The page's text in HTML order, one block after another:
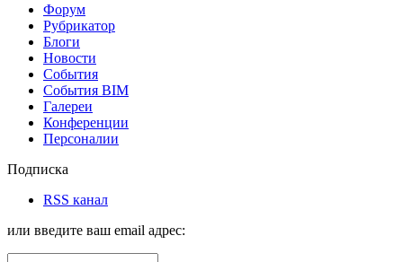
Форум
Рубрикатор
Блоги
Новости
События
События BIM
Галереи
Конференции
Персоналии
Подписка
RSS канал
или введите ваш email адрес: